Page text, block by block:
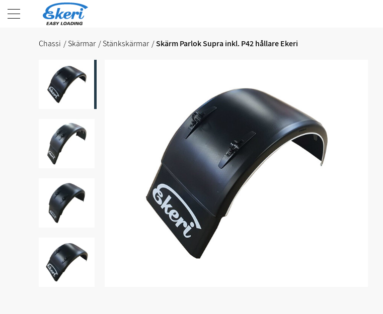
Chassi Skärmar Stänkskärmar Skärm Parlok Supra inkl. P42 hållare Ekeri